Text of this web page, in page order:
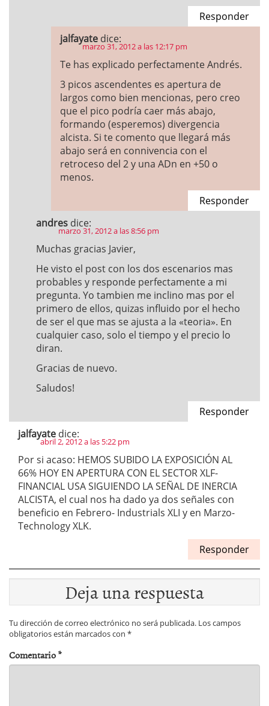
Responder
jalfayate dice:
marzo 31, 2012 a las 12:17 pm
Te has explicado perfectamente Andrés.
3 picos ascendentes es apertura de
largos como bien mencionas, pero creo
que el pico podría caer más abajo,
formando (esperemos) divergencia
alcista. Si te comento que llegará más
abajo será en connivencia con el
retroceso del 2 y una ADn en +50 o
menos.
Responder
andres dice:
marzo 31, 2012 a las 8:56 pm
Muchas gracias Javier,
He visto el post con los dos escenarios mas
probables y responde perfectamente a mi
pregunta. Yo tambien me inclino mas por el
primero de ellos, quizas influido por el hecho
de ser el que mas se ajusta a la «teoria». En
cualquier caso, solo el tiempo y el precio lo
diran.
Gracias de nuevo.
Saludos!
Responder
jalfayate dice:
abril 2, 2012 a las 5:22 pm
Por si acaso: HEMOS SUBIDO LA EXPOSICIÓN AL
66% HOY EN APERTURA CON EL SECTOR XLF-
FINANCIAL USA SIGUIENDO LA SEÑAL DE INERCIA
ALCISTA, el cual nos ha dado ya dos señales con
beneficio en Febrero- Industrials XLI y en Marzo-
Technology XLK.
Responder
Deja una respuesta
Tu dirección de correo electrónico no será publicada. Los campos
obligatorios están marcados con *
Comentario*